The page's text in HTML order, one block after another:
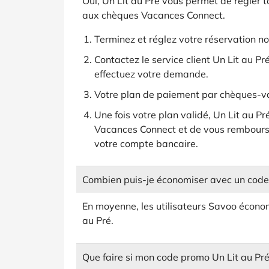
aux chèques Vacances Connect.
Terminez et réglez votre réservation
Contactez le service client Un Lit au
effectuez votre demande.
Votre plan de paiement par chèques-
Une fois votre plan validé, Un Lit au
Vacances Connect et de vous
votre compte bancaire.
Combien puis-je économiser avec un
En moyenne, les utilisateurs Savoo
au Pré.
Que faire si mon code promo Un Lit au